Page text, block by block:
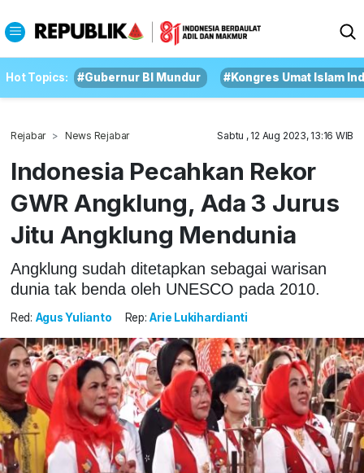
Hot Topics: #Gubernur BI Mundur #Kongres Umat Islam
Rejabar News Rejabar Sabtu , 12 Aug 2023, 13:16 WIB
Indonesia Pecahkan Rekor
GWR Angklung, Ada 3 Jurus
Jitu Angklung Mendunia
Angklung sudah ditetapkan sebagai warisan
dunia tak benda oleh UNESCO pada 2010.
Red: Agus Yulianto Rep: Arie Lukihardianti